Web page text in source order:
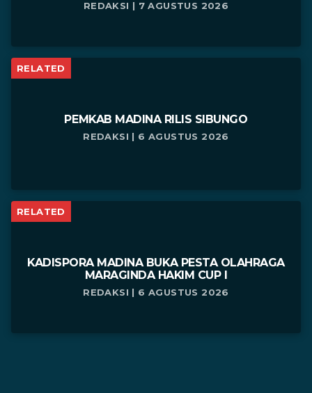
REDAKSI | 7 AGUSTUS 2026
RELATED
PEMKAB MADINA RILIS SIBUNGO
REDAKSI | 6 AGUSTUS 2026
RELATED
KADISPORA MADINA BUKA PESTA OLAHRAGA
MARAGINDA HAKIM CUP I
REDAKSI | 6 AGUSTUS 2026